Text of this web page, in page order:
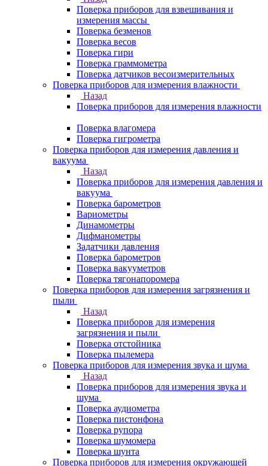
Поверка приборов для взвешивания и
измерения массы
Поверка безменов
Поверка весов
Поверка гири
Поверка граммометра
Поверка датчиков весоизмерительных
Поверка приборов для измерения влажности
Назад
Поверка приборов для измерения влажности
Поверка влагомера
Поверка гигрометра
Поверка приборов для измерения давления и
вакуума
Назад
Поверка приборов для измерения давления и
вакуума
Поверка барометров
Вариометры
Динамометры
Дифманометры
Задатчики давления
Поверка барометров
Поверка вакууметров
Поверка тягонапоромера
Поверка приборов для измерения загрязнения и
пыли
Назад
Поверка приборов для измерения
загрязнения и пыли
Поверка отстойника
Поверка пылемера
Поверка приборов для измерения звука и шума
Назад
Поверка приборов для измерения звука и
шума
Поверка аудиометра
Поверка пистонфона
Поверка рупора
Поверка шумомера
Поверка шунта
Поверка приборов для измерения окружающей